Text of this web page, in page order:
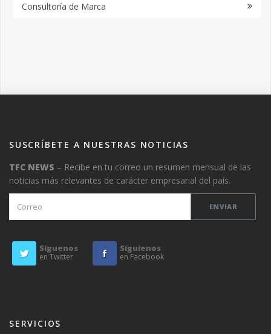
Consultoría de Marca
SUSCRÍBETE A NUESTRAS NOTICIAS
TFC NEWS – Recibe en tu correo un resumen mensual de las
noticias más relevantes de carácter empresarial del país.
Síguenos
en Twitter
Síguienos
en Facebook
SERVICIOS